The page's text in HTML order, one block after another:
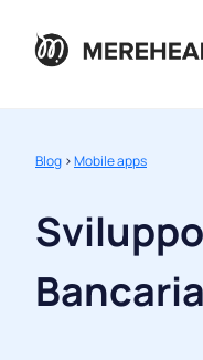
Blog >Mobile apps
Bancaria